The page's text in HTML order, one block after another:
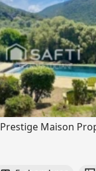
Prestige Maison